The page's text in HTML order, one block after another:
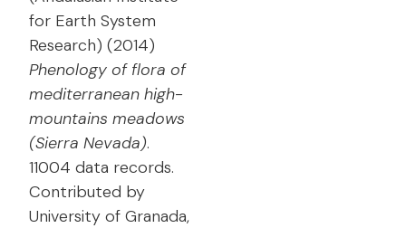
for Earth System
Research) (2014)
Phenology of flora of
mediterranean high-
mountains meadows
(Sierra Nevada).
11004 data records.
Contributed by
University of Granada,